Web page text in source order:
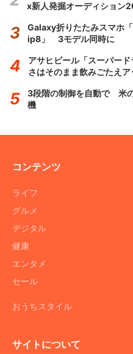
x新人発掘オーディション
Galaxy折りたたみスマホ
ip8」 3モデル同時に
アサヒビール「スーパー
さはそのまま飲みごたえア
3段階の制御を自動で 米
機
コンテンツ
ライフ
グルメ
デジタル
健康
エンタメ
セール
おうちスタイル
サイトについて